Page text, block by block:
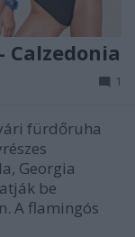
1
fürdőruha
Georgia
be
A flamingós